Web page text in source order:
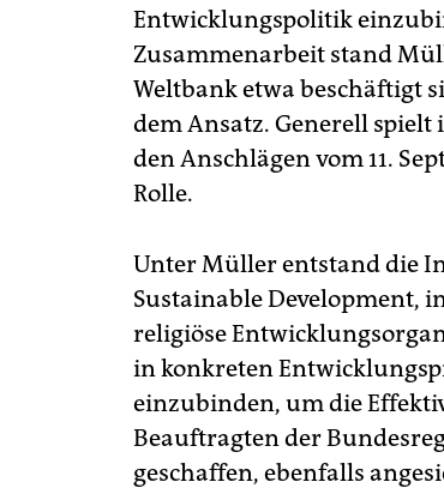
Entwicklungspolitik
Zusammenarbeit stand
Weltbank etwa beschäftigt
dem Ansatz. Generell
den Anschlägen vom 11.
Rolle.
Unter Müller entstand die
Sustainable Development,
religiöse
in konkreten
einzubinden, um die
Beauftragten der
geschaffen, ebenfalls